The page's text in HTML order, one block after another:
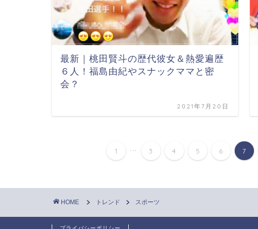
最新｜桃田賢斗の歴代彼女＆熱愛遍歴
６人！福島由紀やスナックママと密
会？
2021年7月20日
1 ... 3 4 5 6 7
HOME トレンド スポーツ